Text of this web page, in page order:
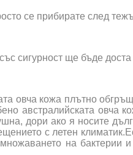
се прибирате след
сигурност ще бъде
овча кожа плътно
австралийската овча
дори ако я носите
с летен
на бактерии